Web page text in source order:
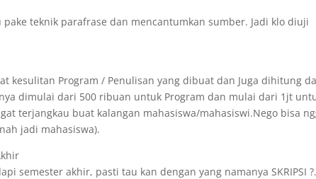
pake teknik parafrase dan mencantumkan sumber. Jadi klo diuji
kesulitan Program / Penulisan yang dibuat dan Juga dihitung
dimulai dari 500 ribuan untuk Program dan mulai dari 1jt
terjangkau buat kalangan mahasiswa/mahasiswi.Nego bisa
jadi mahasiswa).
semester akhir, pasti tau kan dengan yang namanya SKRIPSI ?.